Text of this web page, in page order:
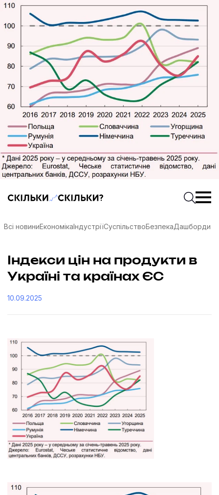
Скільки-скільки? — Медіа про суспільні даніПочати
Всі новиниЕкономікаІндустріїСуспільствоБезпекаДашборди
Індекси цін на продукти в
Україні та країнах ЄС
10.09.2025